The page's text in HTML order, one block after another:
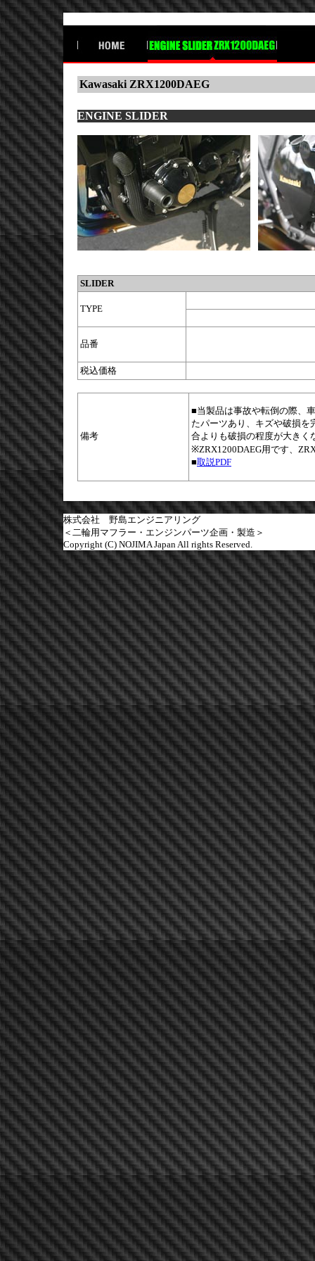
Kawasaki ZRX1200DAEG
ENGINE SLIDER
SLIDER
TYPE
品番
税込価格
備考
■当製品は事故や転倒の際、
たパーツあり、キズや破損を
合よりも破損の程度が大きく
※ZRX1200DAEG用です、
■取説PDF
株式会社 野島エンジニアリング
＜二輪用マフラー・エンジンパーツ企画・製造＞
Copyright (C) NOJIMA Japan All rights Reserved.